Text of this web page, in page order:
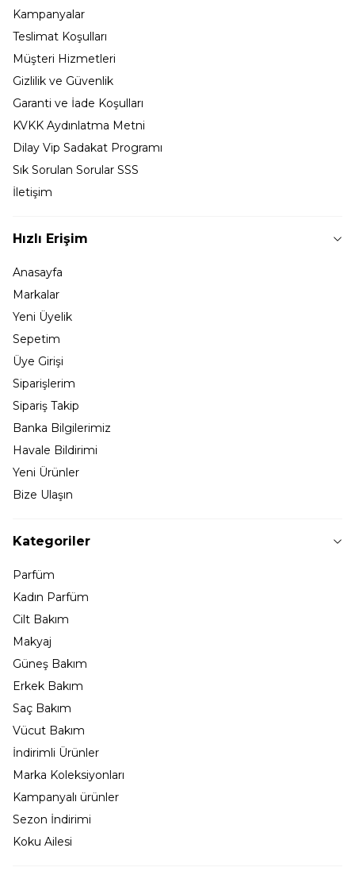
Kampanyalar
Teslimat Koşulları
Müşteri Hizmetleri
Gizlilik ve Güvenlik
Garanti ve İade Koşulları
KVKK Aydınlatma Metni
Dilay Vip Sadakat Programı
Sık Sorulan Sorular SSS
İletişim
Hızlı Erişim
Anasayfa
Markalar
Yeni Üyelik
Sepetim
Üye Girişi
Siparişlerim
Sipariş Takip
Banka Bilgilerimiz
Havale Bildirimi
Yeni Ürünler
Bize Ulaşın
Kategoriler
Parfüm
Kadın Parfüm
Cilt Bakım
Makyaj
Güneş Bakım
Erkek Bakım
Saç Bakım
Vücut Bakım
İndirimli Ürünler
Marka Koleksiyonları
Kampanyalı ürünler
Sezon İndirimi
Koku Ailesi